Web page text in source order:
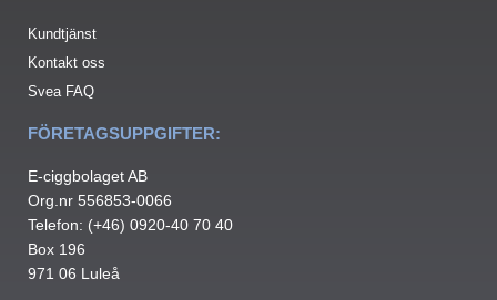
Kundtjänst
Kontakt oss
Svea FAQ
FÖRETAGSUPPGIFTER:
E-ciggbolaget AB
Org.nr 556853-0066
Telefon: (+46) 0920-40 70 40
Box 196
971 06 Luleå